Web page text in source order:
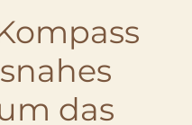
das